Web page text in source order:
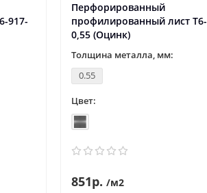
917-
Перфорированный
профилированный лист
0,55 (Оцинк)
Толщина металла, мм:
0.55
Цвет:
851р. /м2